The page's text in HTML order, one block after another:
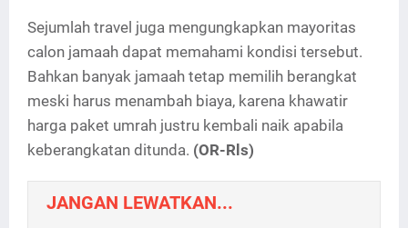
Sejumlah travel juga mengungkapkan mayoritas
calon jamaah dapat memahami kondisi tersebut.
Bahkan banyak jamaah tetap memilih berangkat
meski harus menambah biaya, karena khawatir
harga paket umrah justru kembali naik apabila
keberangkatan ditunda. (OR-Rls)
JANGAN LEWATKAN...